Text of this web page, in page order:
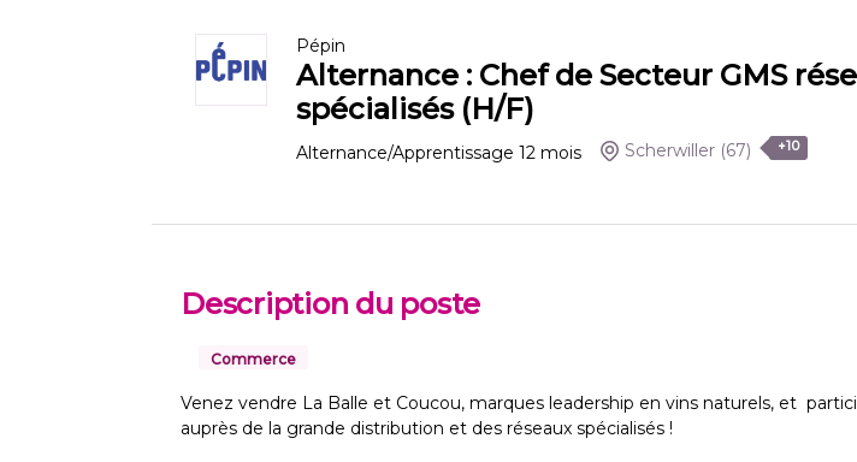
Pépin
Alternance : Chef de Secteur GMS
spécialisés (H/F)
Alternance/Apprentissage 12 mois Scherwiller (67) +10
Description du poste
Commerce
Venez vendre La Balle et Coucou, marques leadership en vins naturels, et
auprès de la grande distribution et des réseaux spécialisés !